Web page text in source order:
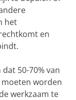
het
en
50-70% van
worden
werkzaam te